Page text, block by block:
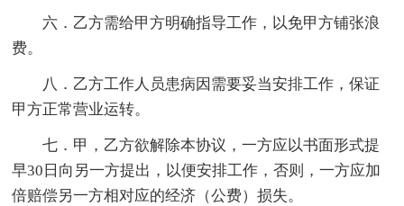
六．乙方需给甲方明确指导工作，以免甲方铺张浪
费。
八．乙方工作人员患病因需要妥当安排工作，保证
甲方正常营业运转。
七．甲，乙方欲解除本协议，一方应以书面形式提
早30日向另一方提出，以便安排工作，否则，一方应加
倍赔偿另一方相对应的经济（公费）损失。